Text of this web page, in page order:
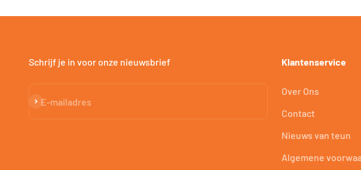
Schrijf je in voor onze nieuwsbrief
E-mailadres
Abonneren
Klantenservice
Over Ons
Contact
Nieuws van teun
Algemene